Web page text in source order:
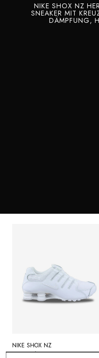
NIKE SHOX NZ
SNEAKER MIT
DÄMPFUNG,
NIKE SHOX NZ
IQ8263-100